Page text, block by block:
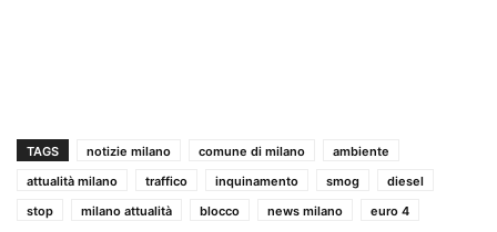
TAGS notizie milano comune di milano
ambiente
attualità milano
traffico inquinamento smog
diesel
stop
milano attualità blocco news milano euro 4